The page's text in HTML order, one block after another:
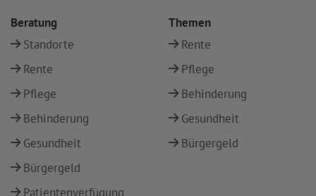
Beratung
Standorte
Rente
Pflege
Behinderung
Gesundheit
Bürgergeld
Patientenverfügung
Themen
Rente
Pflege
Behinderung
Gesundheit
Bürgergeld